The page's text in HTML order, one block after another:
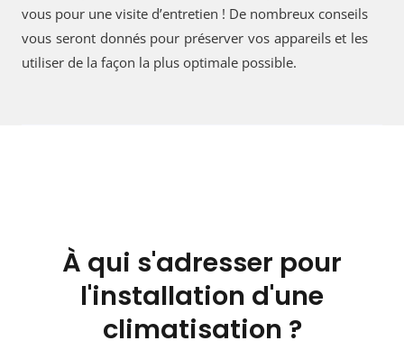
vous pour une visite d’entretien ! De nombreux conseils
vous seront donnés pour préserver vos appareils et les
utiliser de la façon la plus optimale possible.
À qui s'adresser pour
l'installation d'une
climatisation ?